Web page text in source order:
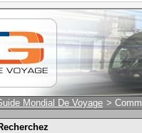
Mondial De Voyage >